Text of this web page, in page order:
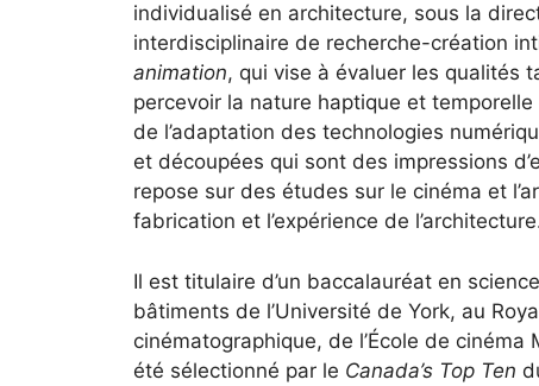
individualisé en architecture, sous la
interdisciplinaire de recherche-création
animation, qui vise à évaluer les qualités
percevoir la nature haptique et
de l’adaptation des technologies
et découpées qui sont des impressions
repose sur des études sur le cinéma et
fabrication et l’expérience de
Il est titulaire d’un baccalauréat en
bâtiments de l’Université de York, au
cinématographique, de l’École de
été sélectionné par le Canada’s Top Ten